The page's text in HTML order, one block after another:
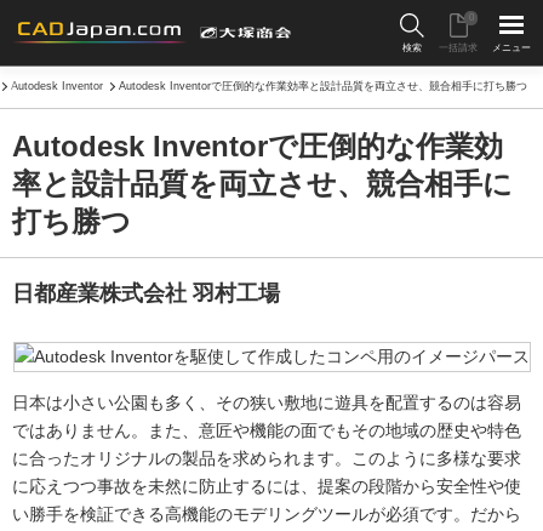
検索 一括請求
0
メニュー
Autodesk Inventor Autodesk Inventorで圧倒的な作業効率と設計品質を両立させ、競合相手に打ち勝つ
Autodesk Inventorで圧倒的な作業効
率と設計品質を両立させ、競合相手に
打ち勝つ
日都産業株式会社 羽村工場
日本は小さい公園も多く、その狭い敷地に遊具を配置するのは容易
ではありません。また、意匠や機能の面でもその地域の歴史や特色
に合ったオリジナルの製品を求められます。このように多様な要求
に応えつつ事故を未然に防止するには、提案の段階から安全性や使
い勝手を検証できる高機能のモデリングツールが必須です。だから